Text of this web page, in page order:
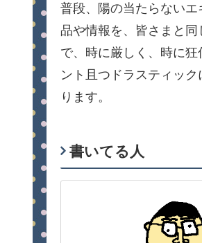
普段、陽の当たらない
品や情報を、皆さまと同
で、時に厳しく、時に
ント且つドラスティッ
ります。
書いてる人